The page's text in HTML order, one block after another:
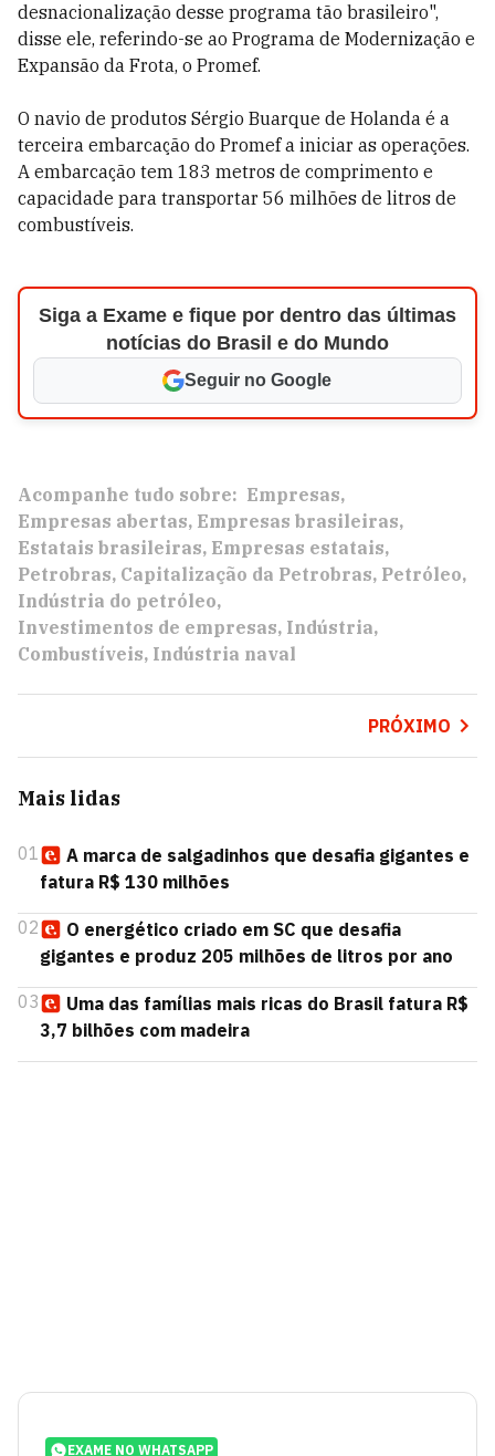
desnacionalização desse programa tão brasileiro",
disse ele, referindo-se ao Programa de Modernização e
Expansão da Frota, o Promef.
O navio de produtos Sérgio Buarque de Holanda é a
terceira embarcação do Promef a iniciar as operações.
A embarcação tem 183 metros de comprimento e
capacidade para transportar 56 milhões de litros de
combustíveis.
Siga a Exame e fique por dentro das últimas
notícias do Brasil e do Mundo
Seguir no Google
Acompanhe tudo sobre: Empresas
Empresas abertas Empresas brasileiras
Estatais brasileiras Empresas estatais
Petrobras Capitalização da Petrobras Petróleo
Indústria do petróleo
Investimentos de empresas Indústria
Combustíveis Indústria naval
PRÓXIMO
Mais lidas
01
A marca de salgadinhos que desafia gigantes e
fatura R$ 130 milhões
02
O energético criado em SC que desafia
gigantes e produz 205 milhões de litros por ano
03
Uma das famílias mais ricas do Brasil fatura R$
3,7 bilhões com madeira
EXAME NO WHATSAPP